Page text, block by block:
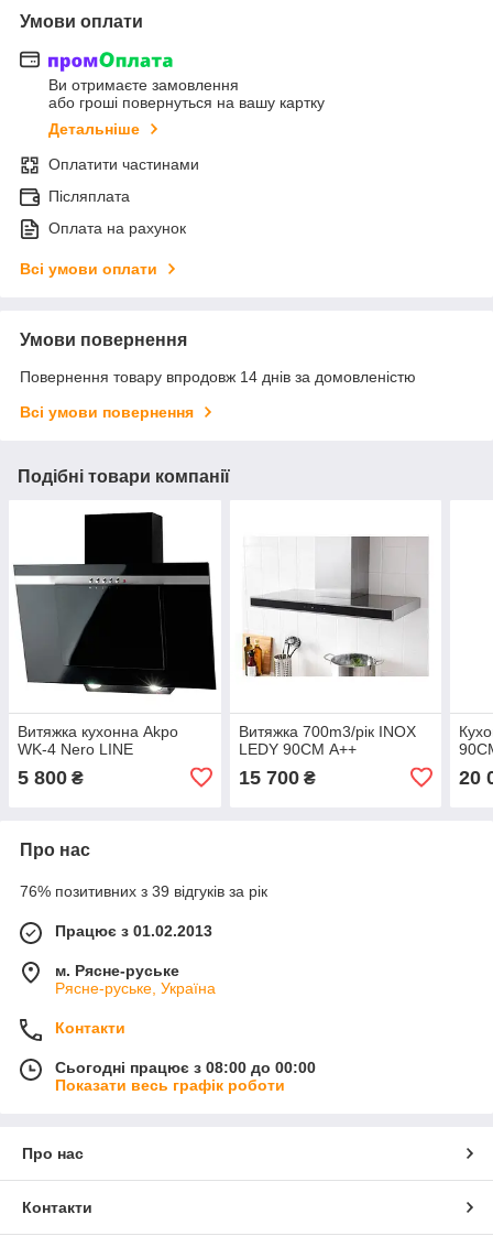
Умови оплати
Ви отримаєте замовлення
або гроші повернуться на вашу картку
Детальніше
Оплатити частинами
Післяплата
Оплата на рахунок
Всі умови оплати
Умови повернення
Повернення товару впродовж 14 днів за домовленістю
Всі умови повернення
Подібні товари компанії
Витяжка кухонна Akpo
WK-4 Nero LINE
5 800 ₴
Витяжка 700m3/рік INOX
LEDY 90СМ A++
15 700₴ 20
Про нас
76% позитивних з 39 відгуків за рік
Працює з 01.02.2013
м. Рясне-руське
Рясне-руське, Україна
Контакти
Сьогодні працює з 08:00 до 00:00
Показати весь графік роботи
Про нас
Контакти